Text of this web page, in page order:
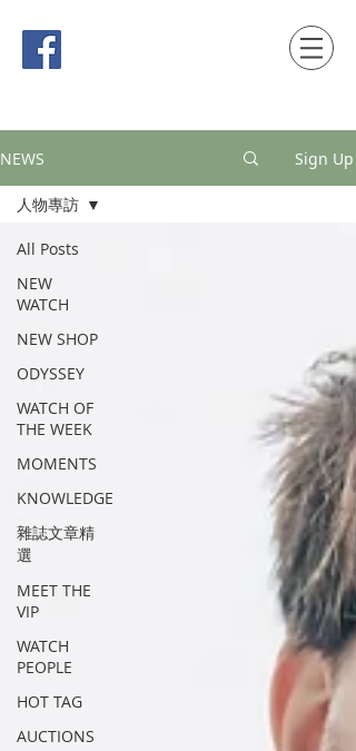
NEWS Sign Up
All Posts
NEW
WATCH
NEW SHOP
ODYSSEY
WATCH OF
THE WEEK
MOMENTS
KNOWLEDGE
雜誌文章精
選
MEET THE
VIP
WATCH
PEOPLE
HOT TAG
AUCTIONS
人物專訪